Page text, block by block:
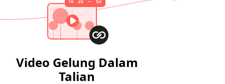
Video Gelung Dalam
Talian